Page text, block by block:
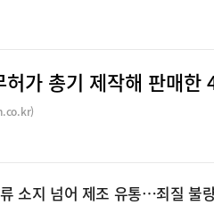
허가 총기 제작해 판매
류 소지 넘어 제조 유통…죄질 불